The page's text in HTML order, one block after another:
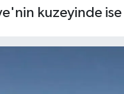
kuzeyinde